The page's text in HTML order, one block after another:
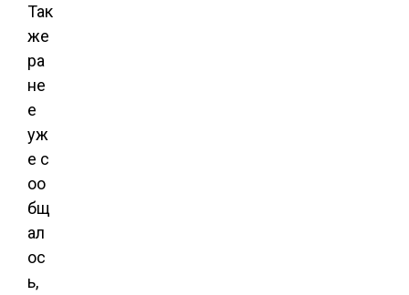
Так
же
ра
не
е
уж
е с
оо
бщ
ал
ос
ь,